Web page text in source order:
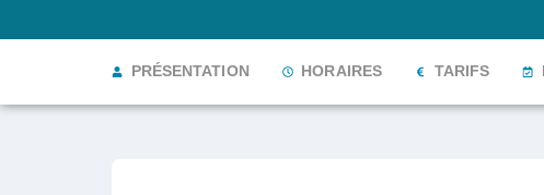
PRÉSENTATION HORAIRES TARIFS